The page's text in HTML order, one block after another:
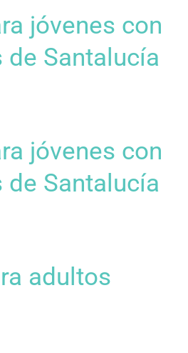
jóvenes con
Santalucía
jóvenes con
Santalucía
adultos